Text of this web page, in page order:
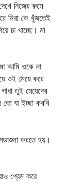
নিজের রুমে
নিরা কে খুঁজতেই
চা খাচ্ছে। মা
আমি ওকে না
ওই মেয়ে করে
তুই মেয়েদের
যা ইচ্ছা করবি
করতে হয়।
প্রেম করে